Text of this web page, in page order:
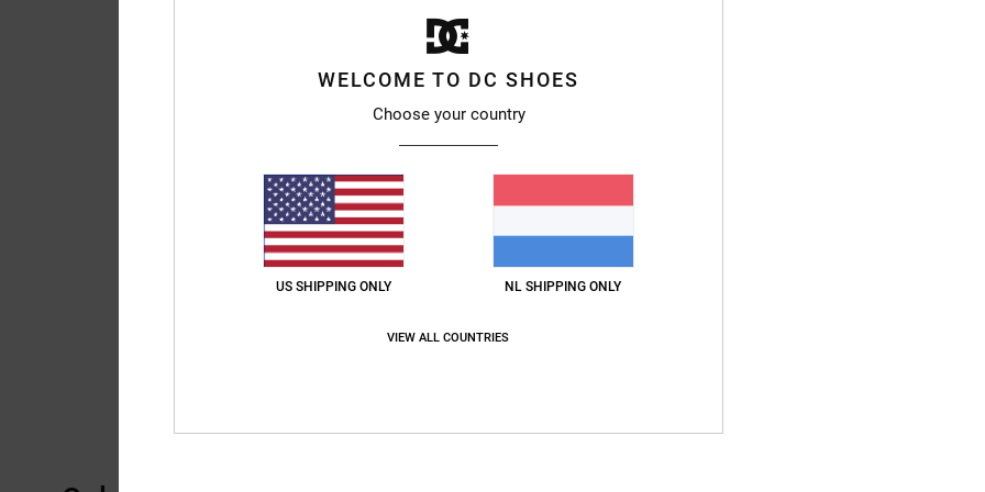
WELCOME TO DC SHOES
Choose your country
US SHIPPING ONLY NL SHIPPING ONLY
VIEW ALL COUNTRIES